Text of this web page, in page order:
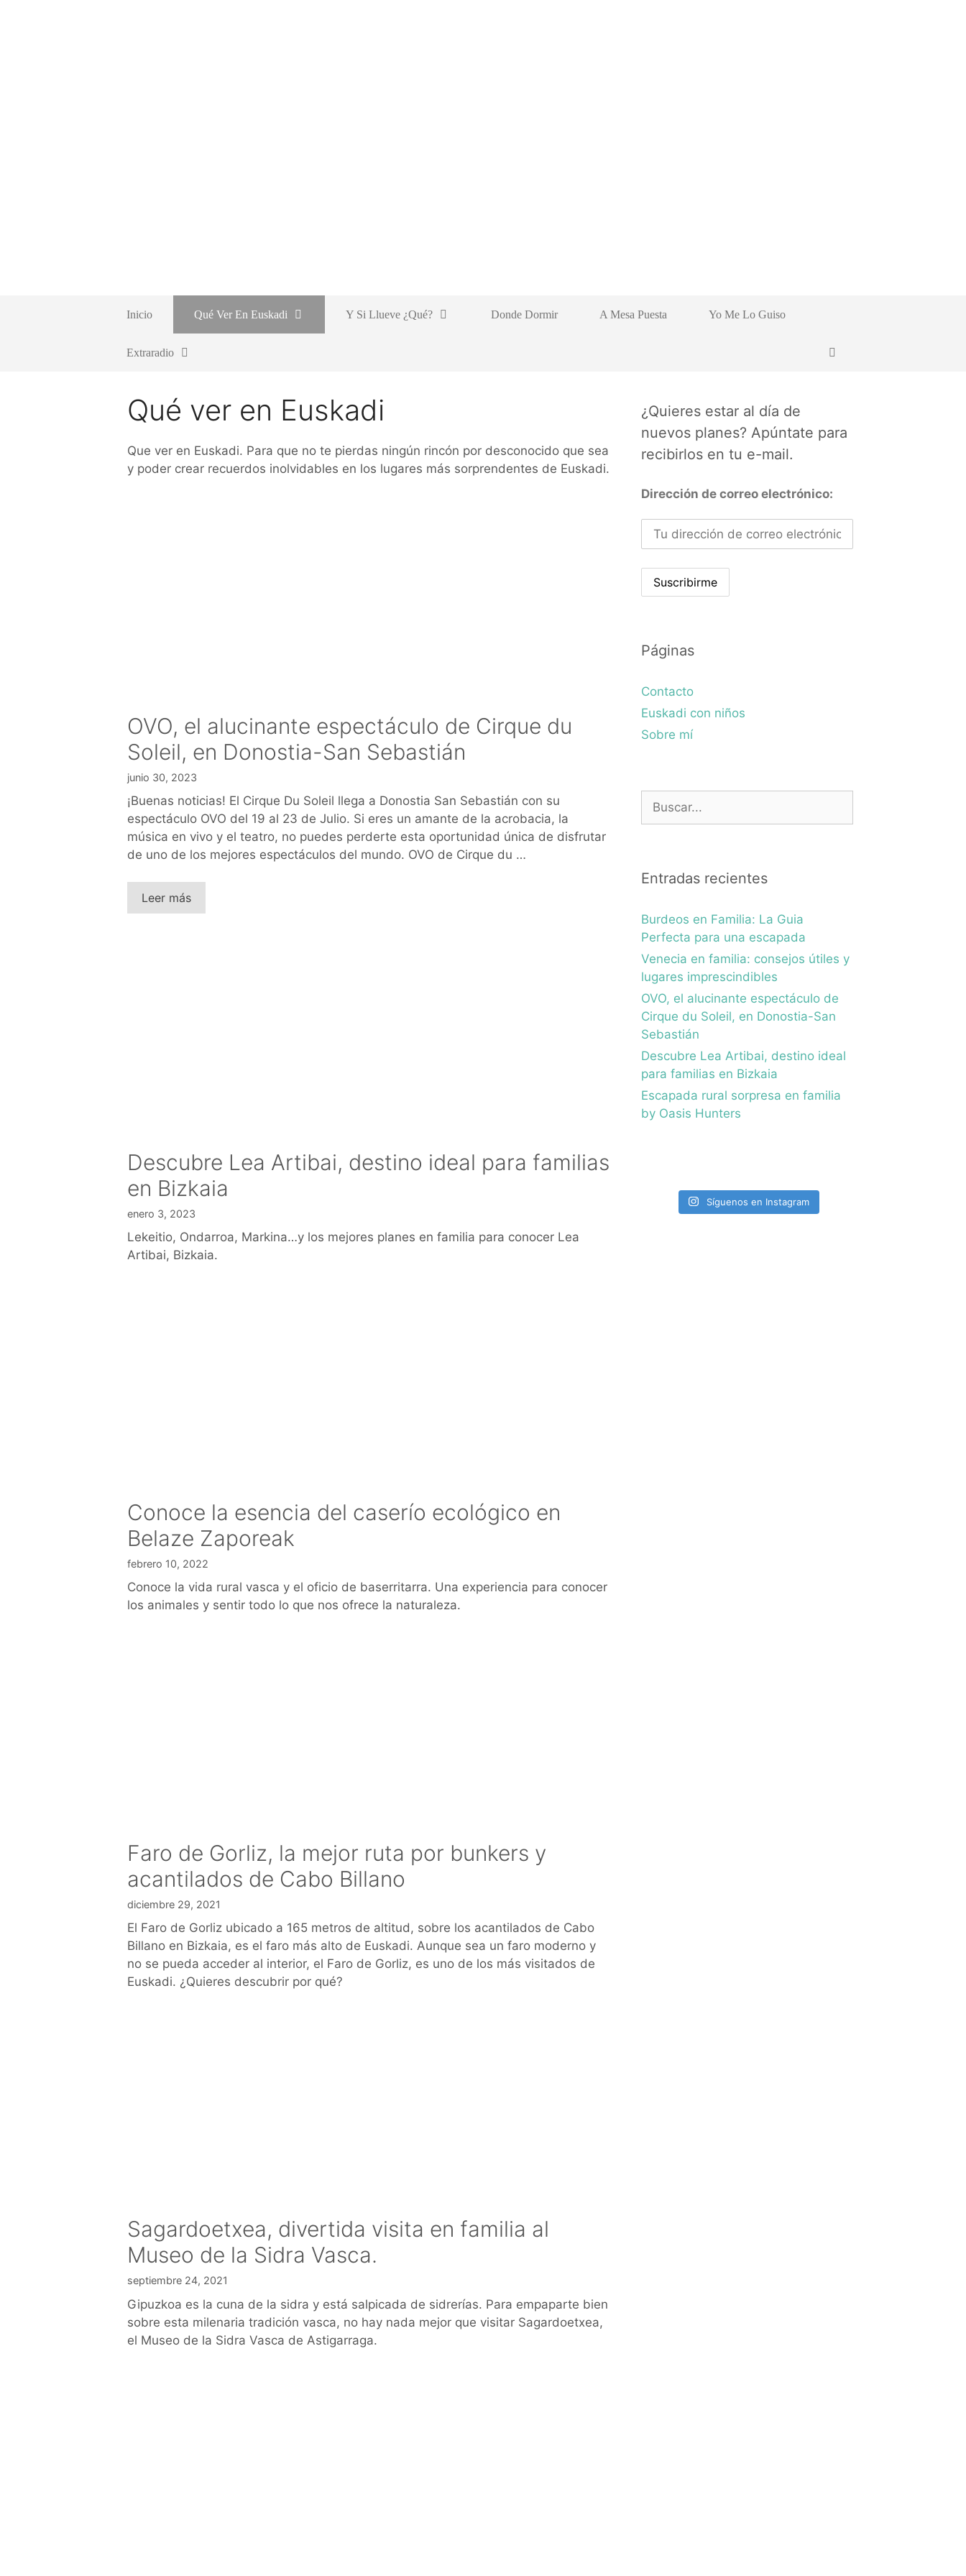
Inicio Qué Ver En Euskadi Y Si Llueve ¿qué? Donde Dormir A Mesa Puesta Yo Me Lo Guiso
Extraradio
Qué ver en Euskadi
Que ver en Euskadi. Para que no te pierdas ningún rincón por desconocido que sea
y poder crear recuerdos inolvidables en los lugares más sorprendentes de Euskadi.
OVO, el alucinante espectáculo de Cirque du
Soleil, en Donostia-San Sebastián
junio 30, 2023
¡Buenas noticias! El Cirque Du Soleil llega a Donostia San Sebastián con su
espectáculo OVO del 19 al 23 de Julio. Si eres un amante de la acrobacia, la
música en vivo y el teatro, no puedes perderte esta oportunidad única de disfrutar
de uno de los mejores espectáculos del mundo. OVO de Cirque du …
Leer más
Descubre Lea Artibai, destino ideal para familias
en Bizkaia
enero 3, 2023
Lekeitio, Ondarroa, Markina…y los mejores planes en familia para conocer Lea
Artibai, Bizkaia.
Conoce la esencia del caserío ecológico en
Belaze Zaporeak
febrero 10, 2022
Conoce la vida rural vasca y el oficio de baserritarra. Una experiencia para conocer
los animales y sentir todo lo que nos ofrece la naturaleza.
Faro de Gorliz, la mejor ruta por bunkers y
acantilados de Cabo Billano
diciembre 29, 2021
El Faro de Gorliz ubicado a 165 metros de altitud, sobre los acantilados de Cabo
Billano en Bizkaia, es el faro más alto de Euskadi. Aunque sea un faro moderno y
no se pueda acceder al interior, el Faro de Gorliz, es uno de los más visitados de
Euskadi. ¿Quieres descubrir por qué?
Sagardoetxea, divertida visita en familia al
Museo de la Sidra Vasca.
septiembre 24, 2021
Gipuzkoa es la cuna de la sidra y está salpicada de sidrerías. Para empaparte bien
sobre esta milenaria tradición vasca, no hay nada mejor que visitar Sagardoetxea,
el Museo de la Sidra Vasca de Astigarraga.
¿Quieres estar al día de
nuevos planes? Apúntate para
recibirlos en tu e-mail.
Dirección de correo electrónico:
Páginas
Contacto
Euskadi con niños
Sobre mí
Entradas recientes
Burdeos en Familia: La Guia
Perfecta para una escapada
Venecia en familia: consejos útiles y
lugares imprescindibles
OVO, el alucinante espectáculo de
Cirque du Soleil, en Donostia-San
Sebastián
Descubre Lea Artibai, destino ideal
para familias en Bizkaia
Escapada rural sorpresa en familia
by Oasis Hunters
Síguenos en Instagram